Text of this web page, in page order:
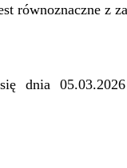
równoznaczne z
się dnia